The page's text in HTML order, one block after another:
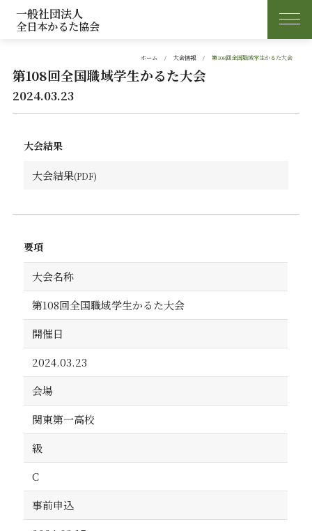
一般社団法人
全日本かるた協会
ホーム 大会情報 第108回全国職域学生かるた大会
第108回全国職域学生かるた大会
2024.03.23
大会結果
大会結果
要項
大会名称
第108回全国職域学生かるた大会
開催日
2024.03.23
会場
関東第一高校
級
C
事前申込